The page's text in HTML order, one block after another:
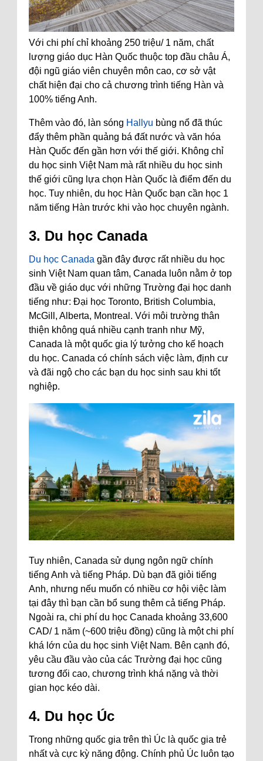
Với chi phí chỉ khoảng 250 triệu/ 1 năm, chất
lượng giáo dục Hàn Quốc thuộc top đầu châu Á,
đội ngũ giáo viên chuyên môn cao, cơ sở vật
chất hiện đại cho cả chương trình tiếng Hàn và
100% tiếng Anh.
Thêm vào đó, làn sóng Hallyu bùng nổ đã thúc
đẩy thêm phần quảng bá đất nước và văn hóa
Hàn Quốc đến gần hơn với thế giới. Không chỉ
du học sinh Việt Nam mà rất nhiều du học sinh
thế giới cũng lựa chọn Hàn Quốc là điểm đến du
học. Tuy nhiên, du học Hàn Quốc bạn cần học 1
năm tiếng Hàn trước khi vào học chuyên ngành.
3. Du học Canada
Du học Canada gần đây được rất nhiều du học
sinh Việt Nam quan tâm, Canada luôn nằm ở top
đầu về giáo dục với những Trường đại học danh
tiếng như: Đại học Toronto, British Columbia,
McGill, Alberta, Montreal. Với môi trường thân
thiện không quá nhiều cạnh tranh như Mỹ,
Canada là một quốc gia lý tưởng cho kế hoạch
du học. Canada có chính sách việc làm, định cư
và đãi ngộ cho các bạn du học sinh sau khi tốt
nghiệp.
Tuy nhiên, Canada sử dụng ngôn ngữ chính
tiếng Anh và tiếng Pháp. Dù bạn đã giỏi tiếng
Anh, nhưng nếu muốn có nhiều cơ hội việc làm
tại đây thì bạn cần bổ sung thêm cả tiếng Pháp.
Ngoài ra, chi phí du học Canada khoảng 33,600
CAD/ 1 năm (~600 triệu đồng) cũng là một chi phí
khá lớn của du học sinh Việt Nam. Bên cạnh đó,
yêu cầu đầu vào của các Trường đại học cũng
tương đối cao, chương trình khá nặng và thời
gian học kéo dài.
4. Du học Úc
Trong những quốc gia trên thì Úc là quốc gia trẻ
nhất và cực kỳ năng động. Chính phủ Úc luôn tạo